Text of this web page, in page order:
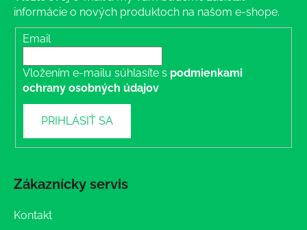
informácie o nových produktoch na našom e-shope.
Email
Vložením e-mailu súhlasíte s podmienkami
ochrany osobných údajov
PRIHLÁSIŤ SA
Zákaznícky servis
Kontakt